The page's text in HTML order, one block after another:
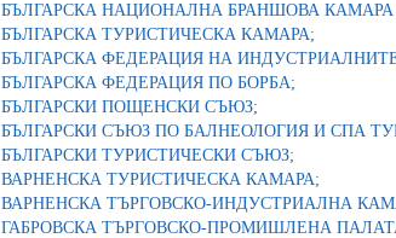
БЪЛГАРСКА НАЦИОНАЛНА БРАНШОВА
БЪЛГАРСКА ТУРИСТИЧЕСКА КАМАРА;
БЪЛГАРСКА ФЕДЕРАЦИЯ НА
БЪЛГАРСКА ФЕДЕРАЦИЯ ПО БОРБА;
БЪЛГАРСКИ ПОЩЕНСКИ СЪЮЗ;
БЪЛГАРСКИ СЪЮЗ ПО БАЛНЕОЛОГИЯ И СПА
БЪЛГАРСКИ ТУРИСТИЧЕСКИ СЪЮЗ;
ВАРНЕНСКА ТУРИСТИЧЕСКА КАМАРА;
ВАРНЕНСКА ТЪРГОВСКО-ИНДУСТРИАЛНА
ГАБРОВСКА ТЪРГОВСКО-ПРОМИШЛЕНА